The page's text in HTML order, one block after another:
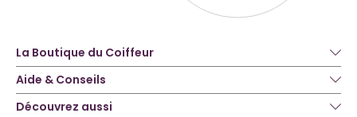
La Boutique du Coiffeur
Aide & Conseils
Découvrez aussi